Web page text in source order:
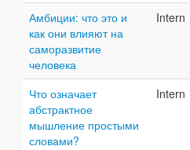
Амбиции: что это и
как они влияют на
саморазвитие
человека
Intern
Что означает
абстрактное
мышление простыми
словами?
Intern